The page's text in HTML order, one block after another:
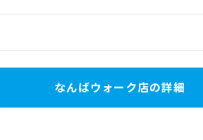
なんばウォーク店の詳細